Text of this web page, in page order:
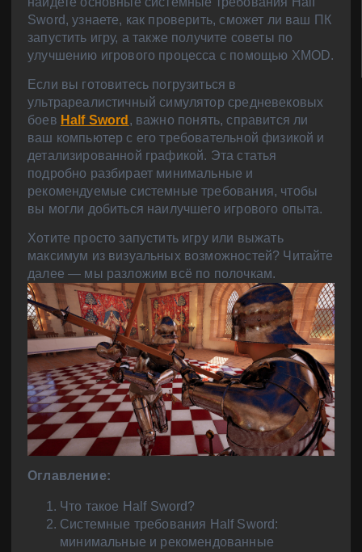
Sword, узнаете, как проверить, сможет ли ваш ПК
запустить игру, а также получите советы по
улучшению игрового процесса с помощью XMOD.
Если вы готовитесь погрузиться в
ультрареалистичный симулятор средневековых
боев Half Sword , важно понять, справится ли
ваш компьютер с его требовательной физикой и
детализированной графикой. Эта статья
подробно разбирает минимальные и
рекомендуемые системные требования, чтобы
вы могли добиться наилучшего игрового опыта.
Хотите просто запустить игру или выжать
максимум из визуальных возможностей? Читайте
далее — мы разложим всё по полочкам.
Оглавление:
Что такое Half Sword?
Системные требования Half Sword:
минимальные и рекомендованные